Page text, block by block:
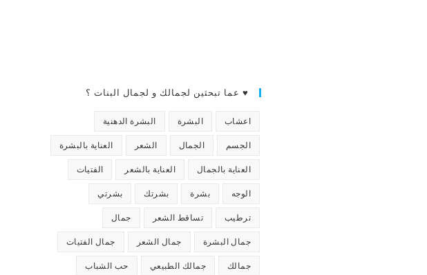
♥ عما تبحثين لجمالك و لجمال البنات ؟
اعشاب البشرة البشرة الدهنية
الجسم الجمال الشعر العناية بالبشرة
العناية بالجمال العناية بالشعر الفتيات
الوجه بشرة بشرتك بشرتي
ترطيب تساقط الشعر جمال
جمال البشرة جمال الشعر جمال الفتيات
جمالك جمالك الطبيعي حب الشباب